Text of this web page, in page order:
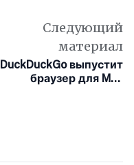
Следующий
материал
DuckDuckGo выпустит
браузер для Mac